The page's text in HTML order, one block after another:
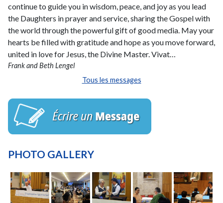
continue to guide you in wisdom, peace, and joy as you lead
the Daughters in prayer and service, sharing the Gospel with
the world through the powerful gift of good media. May your
hearts be filled with gratitude and hope as you move forward,
united in love for Jesus, the Divine Master. Vivat…
Frank and Beth Lengel
Tous les messages
PHOTO GALLERY